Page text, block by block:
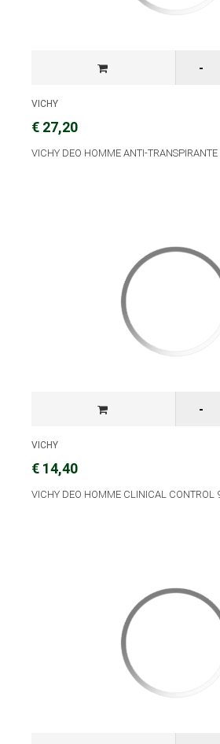
VICHY
€ 27,20
VICHY DEO HOMME ANTI-
VICHY
€ 14,40
VICHY DEO HOMME CLINICAL CONTROL